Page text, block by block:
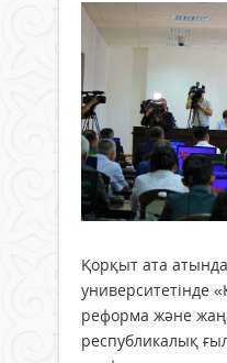
Қорқыт ата
университетінде
реформа және
республикалық